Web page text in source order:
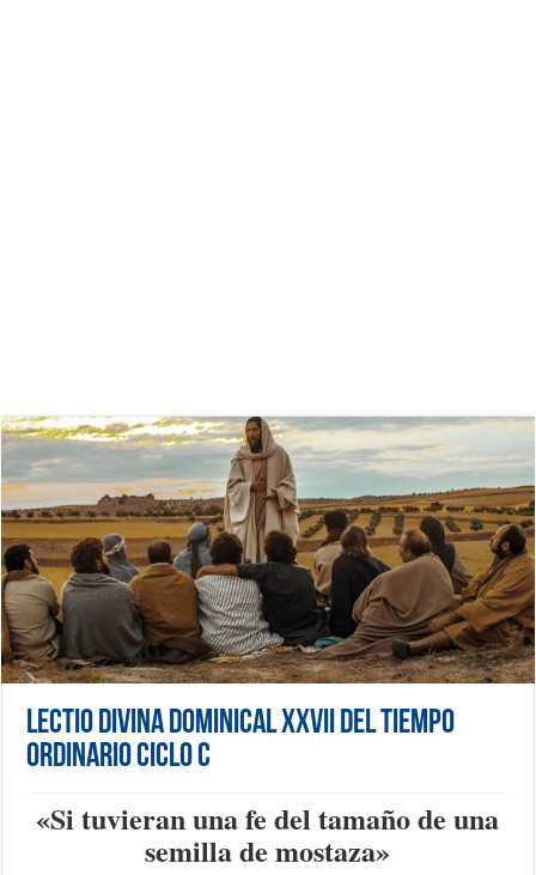
Lectio Divina Dominical XXVII del Tiempo
Ordinario Ciclo C
«Si tuvieran una fe del tamaño de una
semilla de mostaza»